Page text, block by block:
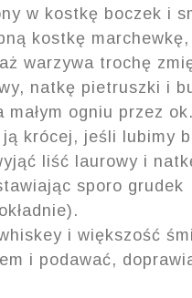
w kostkę boczek i
kostkę
warzywa trochę
natkę pietruszki i
ogniu przez
krócej, jeśli lubimy
liść laurowy i
sporo grudek
i większość
i podawać,